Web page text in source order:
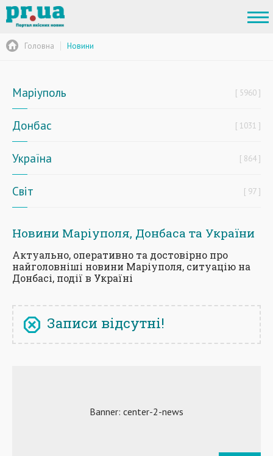
Головна Новини
Маріуполь 5960
Донбас 1031
Україна 864
Світ 97
Новини Маріуполя, Донбаса та України
Актуально, оперативно та достовірно про
найголовніші новини Маріуполя, ситуацію на
Донбасі, події в Україні
Записи відсутні!